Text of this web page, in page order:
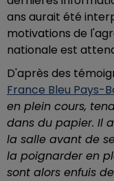
ans aurait été
motivations de
nationale est
D'après des
France Bleu Pays-
en plein cours,
dans du papier. Il
la salle avant de
la poignarder en
sont alors enfuis